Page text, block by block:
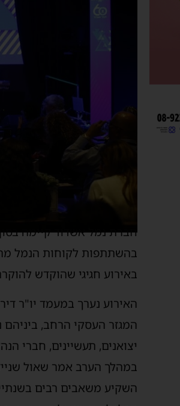
חברת נמל אשדוד קיימה
בהשתתפות לקוחות הנמל
באירוע חגיגי שהוקדש
האירוע נערך במעמד יו"ר
המגזר העסקי הרחב, ביניהם
יצואנים, תעשיינים, חברי
במהלך הערב אמר שאול
השקיע משאבים רבים